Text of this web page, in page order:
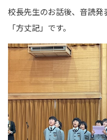
校長先生のお話後、音読発
「方丈記」です。